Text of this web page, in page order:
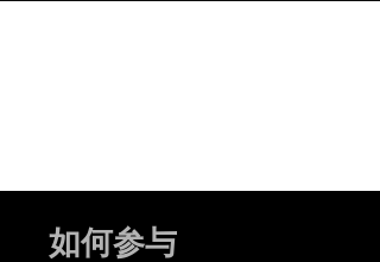
如何参与